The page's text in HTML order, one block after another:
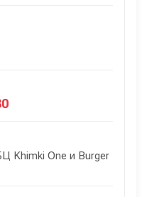
Khimki One и Burger